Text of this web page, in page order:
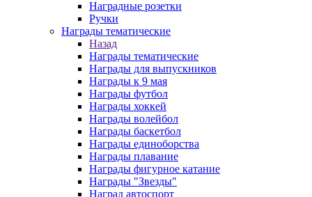
Наградные розетки
Ручки
Награды тематические
Назад
Награды тематические
Награды для выпускников
Награды к 9 мая
Награды футбол
Награды хоккей
Награды волейбол
Награды баскетбол
Награды единоборства
Награды плавание
Награды фигурное катание
Награды "Звезды"
Наград автоспорт